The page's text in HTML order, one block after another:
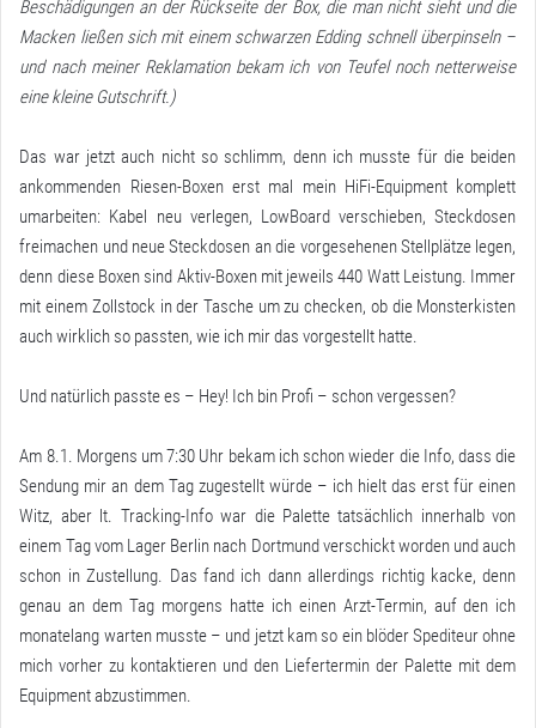
Beschädigungen an der Rückseite der Box, die man nicht sieht und die
Macken ließen sich mit einem schwarzen Edding schnell überpinseln –
und nach meiner Reklamation bekam ich von Teufel noch netterweise
eine kleine Gutschrift.)
Das war jetzt auch nicht so schlimm, denn ich musste für die beiden
ankommenden Riesen-Boxen erst mal mein HiFi-Equipment komplett
umarbeiten: Kabel neu verlegen, LowBoard verschieben, Steckdosen
freimachen und neue Steckdosen an die vorgesehenen Stellplätze legen,
denn diese Boxen sind Aktiv-Boxen mit jeweils 440 Watt Leistung. Immer
mit einem Zollstock in der Tasche um zu checken, ob die Monsterkisten
auch wirklich so passten, wie ich mir das vorgestellt hatte.
Und natürlich passte es – Hey! Ich bin Profi – schon vergessen?
Am 8.1. Morgens um 7:30 Uhr bekam ich schon wieder die Info, dass die
Sendung mir an dem Tag zugestellt würde – ich hielt das erst für einen
Witz, aber lt. Tracking-Info war die Palette tatsächlich innerhalb von
einem Tag vom Lager Berlin nach Dortmund verschickt worden und auch
schon in Zustellung. Das fand ich dann allerdings richtig kacke, denn
genau an dem Tag morgens hatte ich einen Arzt-Termin, auf den ich
monatelang warten musste – und jetzt kam so ein blöder Spediteur ohne
mich vorher zu kontaktieren und den Liefertermin der Palette mit dem
Equipment abzustimmen.